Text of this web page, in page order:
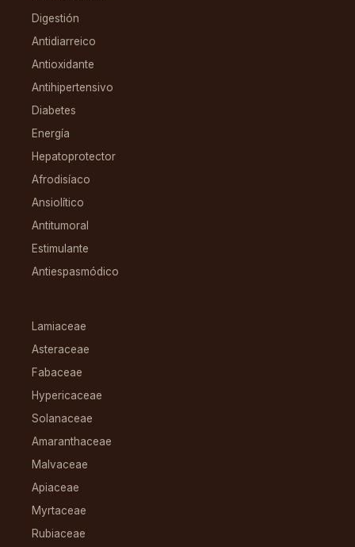
Digestión
Antidiarreico
Antioxidante
Antihipertensivo
Diabetes
Energía
Hepatoprotector
Afrodisíaco
Ansiolítico
Antitumoral
Estimulante
Antiespasmódico
Lamiaceae
Asteraceae
Fabaceae
Hypericaceae
Solanaceae
Amaranthaceae
Malvaceae
Apiaceae
Myrtaceae
Rubiaceae